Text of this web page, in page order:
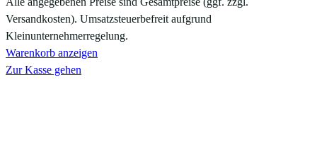
im
Warenkorb
Versandkosten). Umsatzsteuerbefreit aufgrund
Kleinunternehmerregelung.
Warenkorb anzeigen
Zur Kasse gehen